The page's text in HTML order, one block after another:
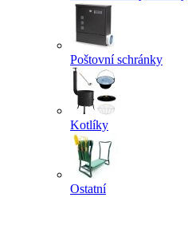
Poštovní schránky
Kotlíky
Ostatní